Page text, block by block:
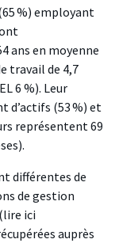
%) employant
ans en moyenne
travail de 4,7
6 %). Leur
d’actifs (53 %) et
représentent 69
différentes de
de gestion
ici
auprès